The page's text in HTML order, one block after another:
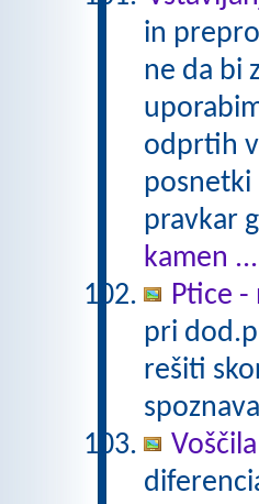
in
ne da bi
odprtih
posnetki
pravkar
kamen ...
Ptice
pri
rešiti